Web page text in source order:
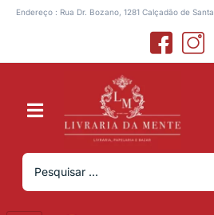
Endereço : Rua Dr. Bozano, 1281 Calçadão de